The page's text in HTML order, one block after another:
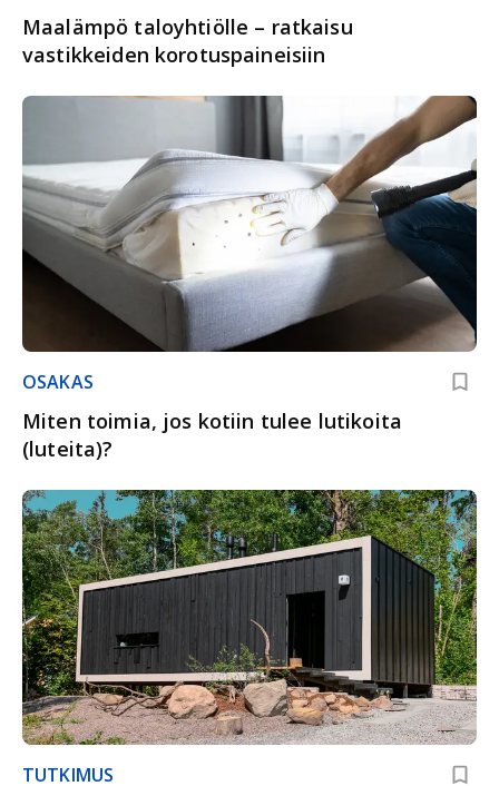
Maalämpö taloyhtiölle – ratkaisu
vastikkeiden korotuspaineisiin
OSAKAS
Miten toimia, jos kotiin tulee lutikoita
(luteita)?
TUTKIMUS